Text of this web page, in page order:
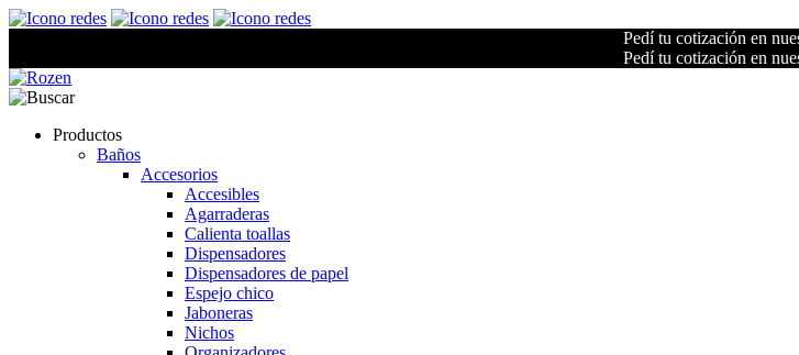
Pedí tu cotización en
Pedí tu cotización en
Productos
Baños
Accesorios
Accesibles
Agarraderas
Calienta toallas
Dispensadores
Dispensadores de papel
Espejo chico
Jaboneras
Nichos